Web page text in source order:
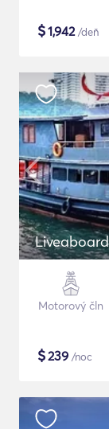
$1,942/deň
Motorový čln
$239 /noc